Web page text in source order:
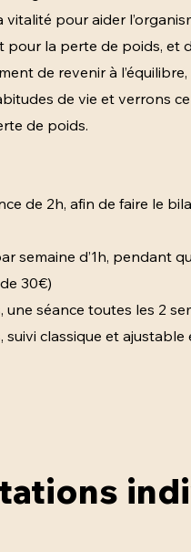
vitalité pour aider
la perte de poids, et
de revenir à
de vie et verrons
de poids.
de 2h, afin de faire le
semaine d’1h, pendant
30€)
une séance toutes les 2
suivi classique et